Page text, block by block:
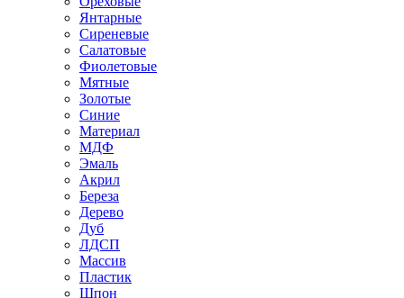
Янтарные
Сиреневые
Салатовые
Фиолетовые
Мятные
Золотые
Синие
Материал
МДФ
Эмаль
Акрил
Береза
Дерево
Дуб
ЛДСП
Массив
Пластик
Шпон